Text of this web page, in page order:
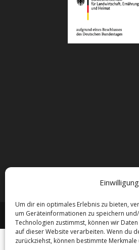
Um dir ein optimales Erlebnis zu bieten,
um Geräteinformationen zu speichern
Technologien zustimmst, können wir
auf dieser Website verarbeiten. Wenn du
zurückziehst, können bestimmte